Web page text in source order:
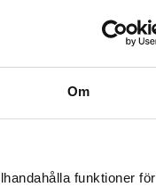
Om
funktioner för